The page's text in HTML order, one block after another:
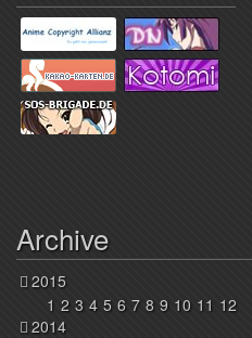
Archive
2015
1 2 3 4 5 6 7 8 9 10 11 12
2014